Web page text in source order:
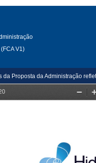
V1)
da Proposta da Administração